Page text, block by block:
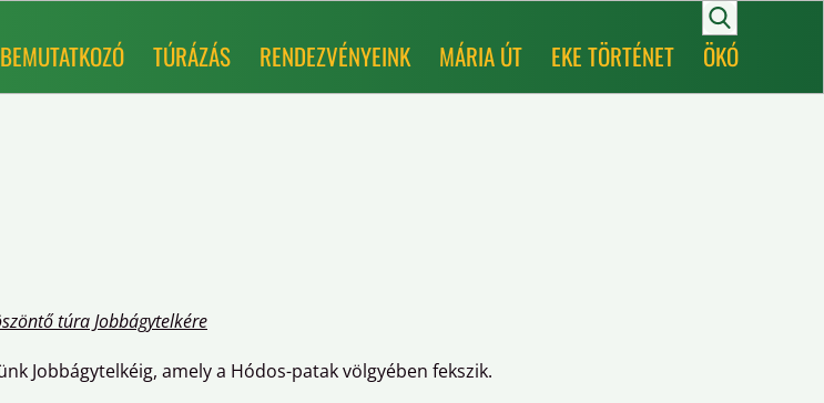
BEMUTATKOZÓ TÚRÁZÁS RENDEZVÉNYEINK MÁRIA ÚT EKE TÖRTÉNET ÖKÓ
túra Jobbágytelkére
Jobbágytelkéig, amely a Hódos-patak völgyében fekszik.